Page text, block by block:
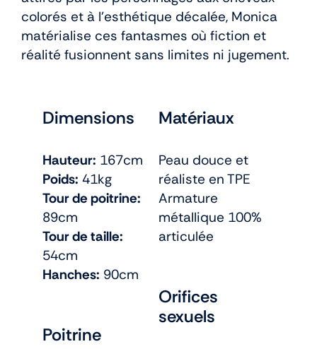
colorés et à l’esthétique décalée, Monica
matérialise ces fantasmes où fiction et
réalité fusionnent sans limites ni jugement.
Dimensions
Hauteur: 167cm
Poids: 41kg
Tour de poitrine:
89cm
Tour de taille:
54cm
Hanches: 90cm
Poitrine
Matériaux
Peau douce et
réaliste en TPE
Armature
métallique 100%
articulée
Orifices
sexuels